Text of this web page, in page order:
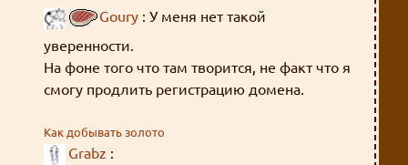
Goury : У меня нет такой
уверенности.
На фоне того что там творится, не факт что я
смогу продлить регистрацию домена.
Так что, скорее всего, останется только
слеерсзипа.
Как добывать золото
Grabz :